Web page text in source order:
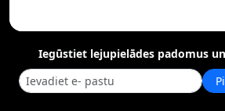
Iegūstiet lejupielādes padomus